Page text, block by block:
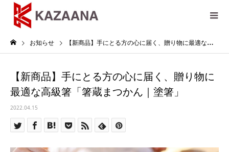
お知らせ 【新商品】手にとる方の心に届く、贈り物に最適な高級箸「箸蔵まつかん｜塗箸」
【新商品】手にとる方の心に届く、贈り物に
最適な高級箸「箸蔵まつかん｜塗箸」
2022.04.15